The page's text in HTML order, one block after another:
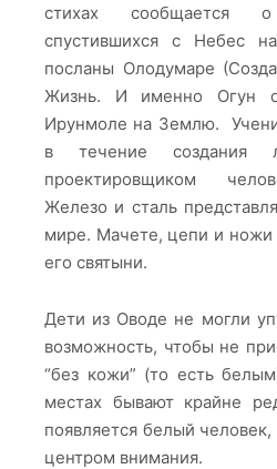
стихах сообщается
спустившихся с Небес
посланы Олодумаре
Жизнь. И именно Огун
Ирунмоле на Землю.
в течение создания
проектировщиком
Железо и сталь
мире. Мачете, цепи и ножи
его святыни.
Дети из Оводе не могли
возможность, чтобы не
“без кожи” (то есть
местах бывают крайне
появляется белый
центром внимания.